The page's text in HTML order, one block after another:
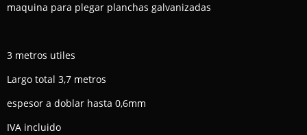
maquina para plegar planchas galvanizadas
3 metros utiles
Largo total 3,7 metros
espesor a doblar hasta 0,6mm
IVA incluido